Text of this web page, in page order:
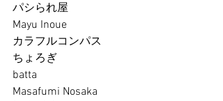
パシられ屋
Mayu Inoue
カラフルコンパス
ちょろぎ
batta
Masafumi Nosaka